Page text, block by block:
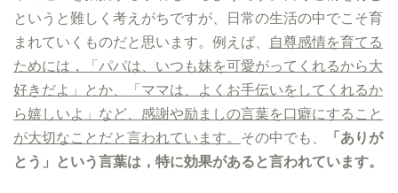
というと難しく考えがちですが、日常の生活の中でこそ育
まれていくものだと思います。例えば、 自尊感情を育てる
ためには，「パパは、いつも妹を可愛がってくれるから大
好きだよ」とか、「ママは、よくお手伝いをしてくれるか
ら嬉しいよ」など、感謝や励ましの言葉を口癖にすること
が大切なことだと言われています。 その中でも、
「ありが
とう」という言葉は，特に効果があると言われています。